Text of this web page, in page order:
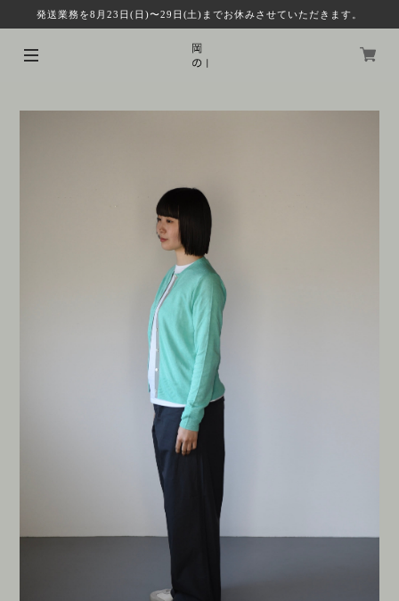
発送業務を8月23日(日)〜29日(土)までお休みさせていただきます。